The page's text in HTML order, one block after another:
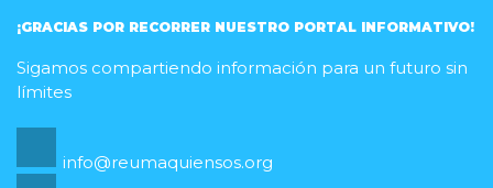
¡GRACIAS POR RECORRER NUESTRO PORTAL INFORMATIVO!
Sigamos compartiendo información para un futuro sin
límites
info@reumaquiensos.org